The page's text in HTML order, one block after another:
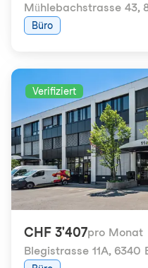
Mühlebachstrasse 43,
Büro
Verifiziert
CHF 3'407pro Monat
Blegistrasse 11A, 6340